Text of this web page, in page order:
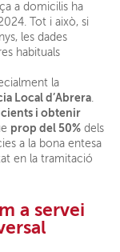
a domicilis ha
Tot i això, si
les dades
habituals
la
Local d’Abrera.
i obtenir
prop del 50% dels
a la bona entesa
en la tramitació
a servei